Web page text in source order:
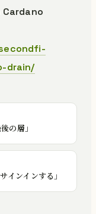
drain/
の層」
ンインする」